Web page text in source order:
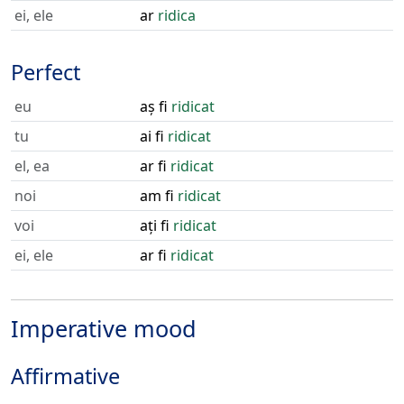
ei, ele
ar ridica
Perfect
eu aș fi ridicat
tu
ai fi ridicat
el, ea
ar fi ridicat
noi
am fi ridicat
voi
ați fi ridicat
ei, ele
ar fi ridicat
Imperative mood
Affirmative